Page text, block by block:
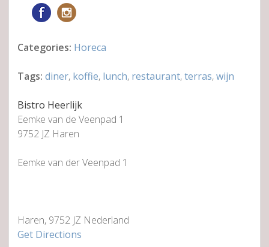
Categories: Horeca
Tags: diner, koffie, lunch, restaurant,terras,wijn
Bistro Heerlijk
Eemke van de Veenpad 1
9752 JZ Haren
Eemke van der Veenpad 1
Haren, 9752 JZ Nederland
Get Directions